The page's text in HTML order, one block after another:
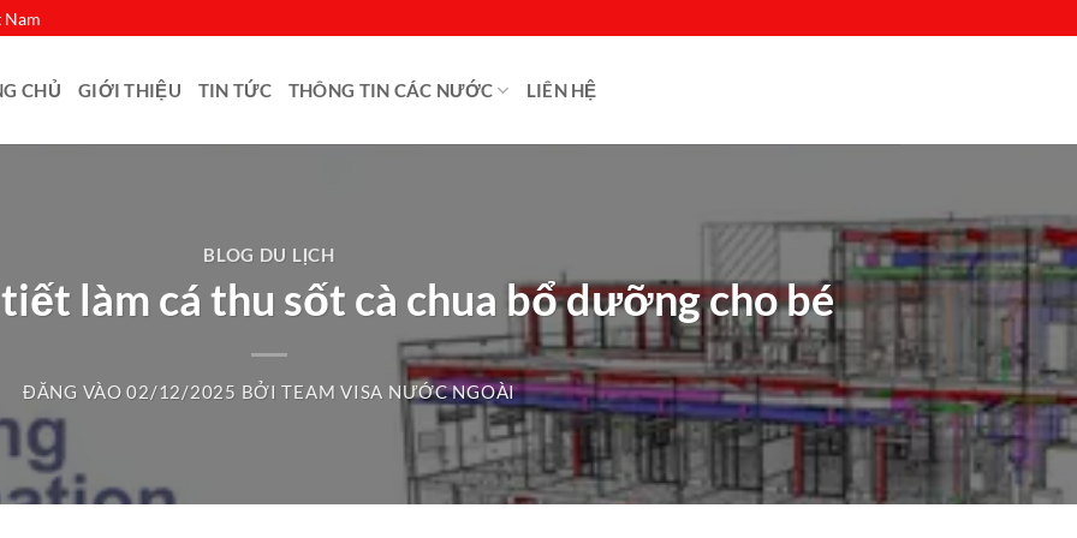
Nam
CHỦ GIỚI THIỆU TIN TỨC THÔNG TIN CÁC NƯỚC LIÊN HỆ
BLOG DU LỊCH
làm cá thu sốt cà chua bổ dưỡng cho bé
ĐĂNG VÀO02/12/2025 BỞITEAM VISA NƯỚC NGOÀI